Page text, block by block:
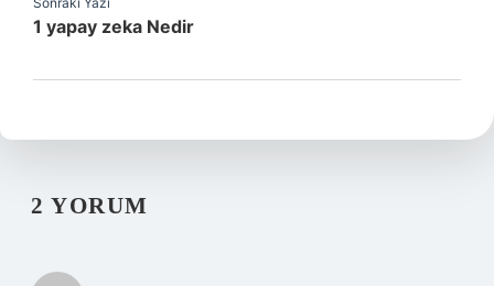
1 yapay zeka Nedir
2 YORUM